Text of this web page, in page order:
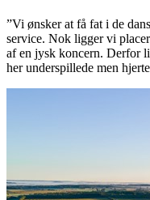
”Vi ønsker at få fat i de
service. Nok ligger vi
af en jysk koncern. Derfor
her underspillede men